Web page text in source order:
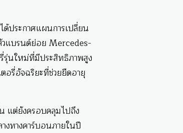
ประกาศแผนการเปลี่ยน
แบรนด์ย่อย Mercedes-
รุ่นใหม่ที่มีประสิทธิภาพสูง
อรี่อัจฉริยะที่ช่วยยืดอายุ
แต่ยังครอบคลุมไปถึง
งทางคาร์บอนภายในปี